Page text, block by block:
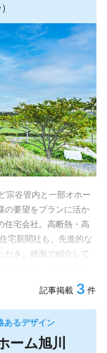
下物の落下音減少
クロス割れを防ぎ家へ
実現いたします
導き出した坂下ハウス
で、2019年から5年連
て、ギネス世界記録TM
いる注文住宅会社｣（認
力
、トイレやお風呂まで
らしを叶えます。冷暖
。 また窓、断熱材や住
ることで、高性能・高
。
族構成に合わせた最
ービス
ービスやイベントを
ジーセンター」は、実
」一覧でチェックして
宗谷管内と一部オホー
の要望をプランに活か
住宅会社。高断熱・高
宅新聞社も、先進的な
だき、紙面で紹介して
り替え、住宅建築の
さや風雪にさらされ
使わずに快適で暖か
記事掲載 3 件
あるデザイン
ム旭川